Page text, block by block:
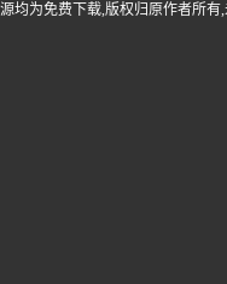
均为免费下载,版权归原作者所